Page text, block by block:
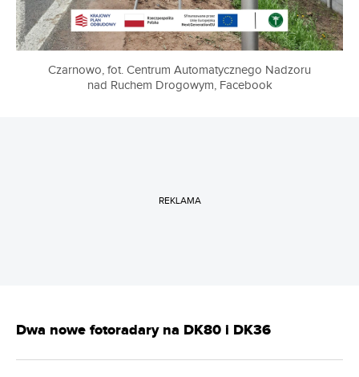
Czarnowo, fot. Centrum Automatycznego Nadzoru
nad Ruchem Drogowym, Facebook
REKLAMA
Dwa nowe fotoradary na DK80 i DK36